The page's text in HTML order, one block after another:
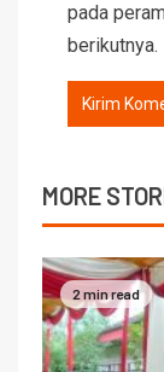
pada
berikutnya.
MORE
2 min read